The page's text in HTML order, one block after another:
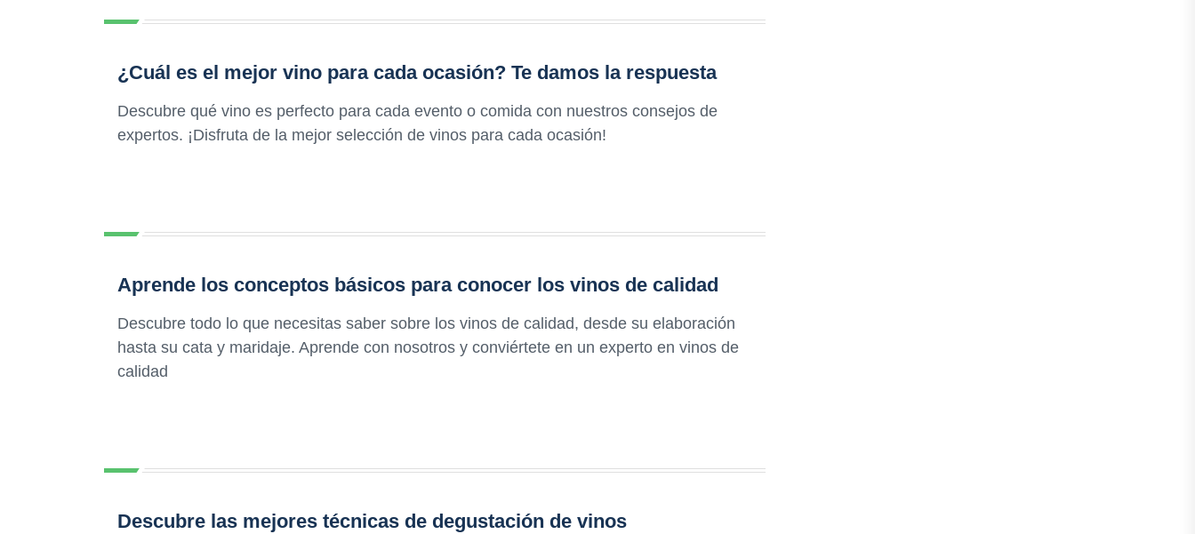
¿Cuál es el mejor vino para cada ocasión? Te damos la respuesta
Descubre qué vino es perfecto para cada evento o comida con nuestros consejos de
expertos. ¡Disfruta de la mejor selección de vinos para cada ocasión!
Aprende los conceptos básicos para conocer los vinos de calidad
Descubre todo lo que necesitas saber sobre los vinos de calidad, desde su elaboración
hasta su cata y maridaje. Aprende con nosotros y conviértete en un experto en vinos de
calidad
Descubre las mejores técnicas de degustación de vinos